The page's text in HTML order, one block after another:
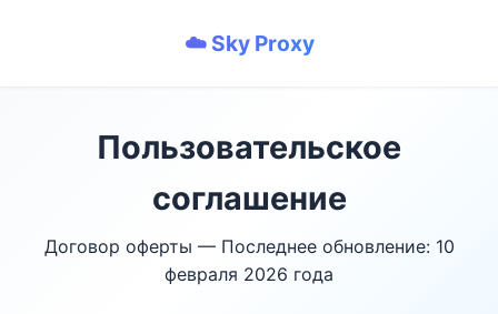
☁️ Sky Proxy
Пользовательское
соглашение
Договор оферты — Последнее обновление: 10
февраля 2026 года